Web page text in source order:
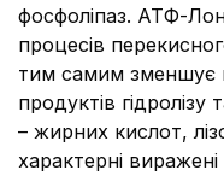
фосфоліпаз. АТФ-
процесів
тим самим зменшує
продуктів гідролізу
– жирних кислот,
характерні виражені